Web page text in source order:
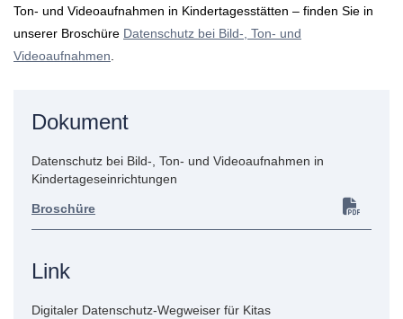
Ton- und Videoaufnahmen in Kindertagesstätten – finden Sie in
unserer Broschüre Datenschutz bei Bild-, Ton- und
Videoaufnahmen.
Dokument
Datenschutz bei Bild-, Ton- und Videoaufnahmen in
Kindertageseinrichtungen
Broschüre
Link
Digitaler Datenschutz-Wegweiser für Kitas